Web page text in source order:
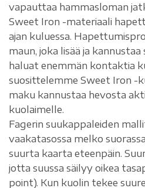
vapauttaa hammasloman
Sweet Iron -materiaali
ajan kuluessa.
maun, joka lisää ja
haluat enemmän kontaktia
suosittelemme Sweet Iron -
maku kannustaa hevosta
kuolaimelle.
Fagerin suukappaleiden
vaakatasossa melko
suurta kaarta eteenpäin.
jotta suussa säilyy oikea
point). Kun kuolin tekee